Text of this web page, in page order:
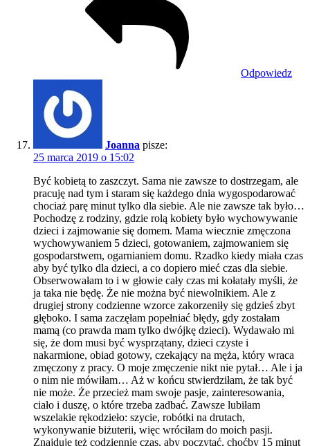
Odpowiedz
Joanna pisze:
25 marca 2019 o 15:02
Być kobietą to zaszczyt. Sama nie zawsze to dostrzegam, ale
pracuję nad tym i staram się każdego dnia wygospodarować
chociaż parę minut tylko dla siebie. Ale nie zawsze tak było…
Pochodzę z rodziny, gdzie rolą kobiety było wychowywanie
dzieci i zajmowanie się domem. Mama wiecznie zmęczona
wychowywaniem 5 dzieci, gotowaniem, zajmowaniem się
gospodarstwem, ogarnianiem domu. Rzadko kiedy miała czas
aby być tylko dla dzieci, a co dopiero mieć czas dla siebie.
Obserwowałam to i w głowie cały czas mi kołatały myśli, że
ja taka nie będę. Że nie można być niewolnikiem. Ale z
drugiej strony codzienne wzorce zakorzeniły się gdzieś zbyt
głęboko. I sama zaczęłam popełniać błędy, gdy zostałam
mamą (co prawda mam tylko dwójkę dzieci). Wydawało mi
się, że dom musi być wysprzątany, dzieci czyste i
nakarmione, obiad gotowy, czekający na męża, który wraca
zmęczony z pracy. O moje zmęczenie nikt nie pytał… Ale i ja
o nim nie mówiłam… Aż w końcu stwierdziłam, że tak być
nie może. Że przecież mam swoje pasje, zainteresowania,
ciało i duszę, o które trzeba zadbać. Zawsze lubiłam
wszelakie rękodzieło: szycie, robótki na drutach,
wykonywanie biżuterii, więc wróciłam do moich pasji.
Znajduję też codziennie czas, aby poczytać, choćby 15 minut